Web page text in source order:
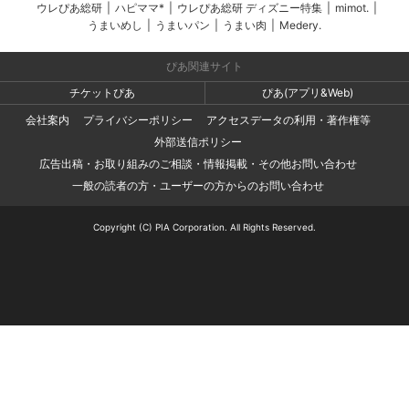
ウレぴあ総研 ハピママ* ウレぴあ総研 ディズニー特集 mimot.
うまいめし
うまいパン うまい肉 Medery.
ぴあ関連サイト
チケットぴあ
ぴあ(アプリ&Web)
会社案内
プライバシーポリシー
アクセスデータの利用・著作権等
外部送信ポリシー
広告出稿・お取り組みのご相談・情報掲載・その他お問い合わせ
一般の読者の方・ユーザーの方からのお問い合わせ
Copyright (C) PIA Corporation. All Rights Reserved.